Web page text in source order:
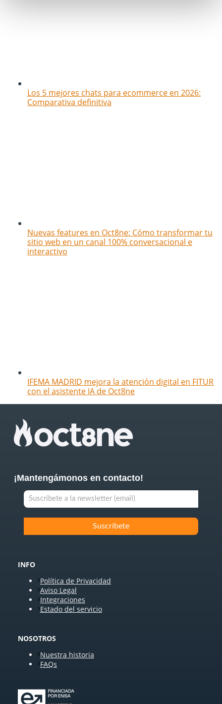
Los 5 mejores chats para ecommerce en 2026:
Comparativa definitiva
Nuevas features en Oct8ne: Cómo transformar tu
sitio web en un canal 100% conversacional e
interactivo
IFEMA MADRID mejora la atención digital en FITUR
con el asistente IA de Oct8ne
¡Mantengámonos en contacto!
INFO
Política de Privacidad
Aviso Legal
Integraciones
Estado del servicio
NOSOTROS
Nuestra historia
FAQs